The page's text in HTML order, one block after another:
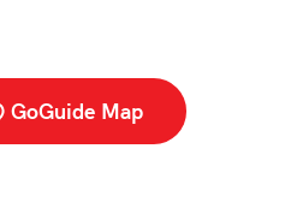
GoGuide Map